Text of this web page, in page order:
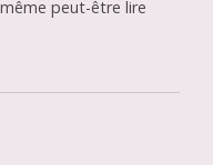
peut-être lire